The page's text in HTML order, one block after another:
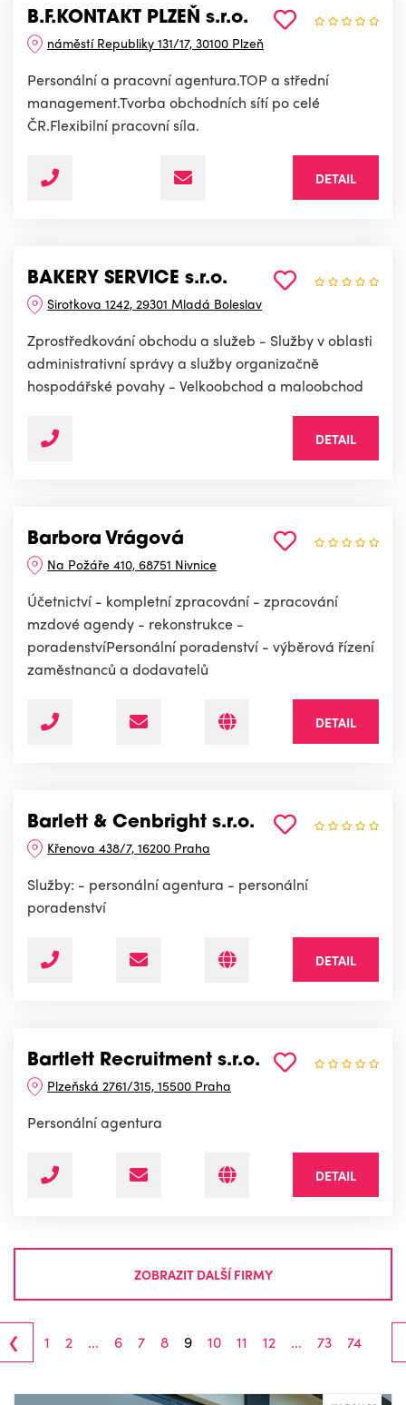
B.F.KONTAKT PLZEŇ s.r.o.
náměstí Republiky 131/17, 30100 Plzeň
Personální a pracovní agentura.TOP a střední
management.Tvorba obchodních sítí po celé
ČR.Flexibilní pracovní síla.
DETAIL
BAKERY SERVICE s.r.o.
Sirotkova 1242, 29301 Mladá Boleslav
Zprostředkování obchodu a služeb - Služby v oblasti
administrativní správy a služby organizačně
hospodářské povahy - Velkoobchod a maloobchod
DETAIL
Barbora Vrágová
Na Požáře 410, 68751 Nivnice
Účetnictví - kompletní zpracování - zpracování
mzdové agendy - rekonstrukce -
poradenstvíPersonální poradenství - výběrová řízení
zaměstnanců a dodavatelů
DETAIL
Barlett & Cenbright s.r.o.
Křenova 438/7, 16200 Praha
Služby: - personální agentura - personální
poradenství
DETAIL
Bartlett Recruitment s.r.o.
Plzeňská 2761/315, 15500 Praha
Personální agentura
DETAIL
ZOBRAZIT DALŠÍ FIRMY
‹ 1 2 ... 6 7 8 9 10 11 12 ... 73 74